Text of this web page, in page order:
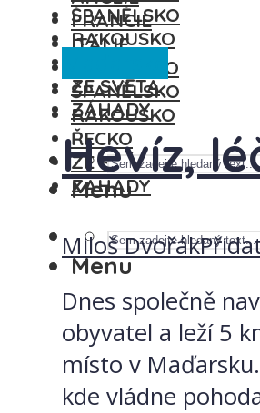
FRANCIE
ITÁLIE
MAĎARSKO
ŠPANĚLSKO
RAKOUSKO
ŘECKO
ZE SVĚTA
ZÁHADY
Menu
ŠPANĚLSKO
RAKOUSKO
ZE SVĚTA
ZÁHADY
Menu
Hevíz,
Miloš Dvořák
Dnes společně
obyvatel a leží 5
místo v
kde vládne